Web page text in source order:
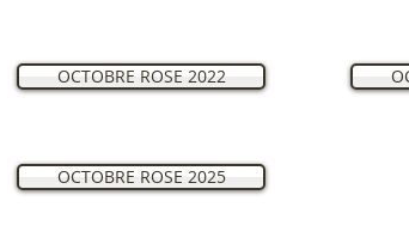
OCTOBRE ROSE 2022
OCTOBRE ROSE 2025